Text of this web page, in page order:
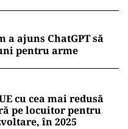
a ajuns ChatGPT să
pentru arme
cu cea mai redusă
pe locuitor pentru
în 2025